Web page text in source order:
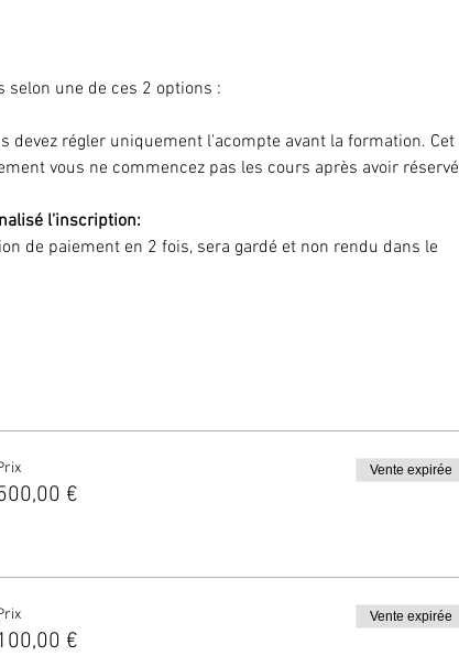
une de ces 2 options :
devez régler uniquement l'acompte avant la formation. Cet
vous ne commencez pas les cours après avoir réservé
l'inscription:
de paiement en 2 fois, sera gardé et non rendu dans le
€
Vente expirée
€
Vente expirée